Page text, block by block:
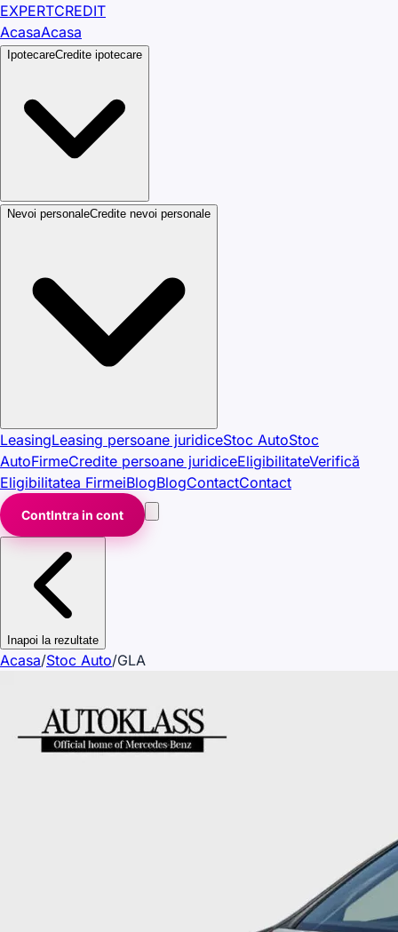
EXPERTCREDIT
AcasaAcasa
IpotecareCredite ipotecare
Nevoi personaleCredite nevoi personale
LeasingLeasing persoane juridiceStoc AutoStoc
AutoFirmeCredite persoane juridiceEligibilitateVerifică
Eligibilitatea FirmeiBlogBlogContactContact
ContIntra in cont
Inapoi la rezultate
Acasa/Stoc Auto/GLA